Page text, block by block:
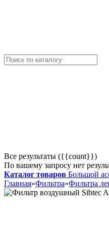
Все результаты ({{count}})
По вашему запросу нет
Каталог товаров Большой
Главная»Фильтра»Фильтра